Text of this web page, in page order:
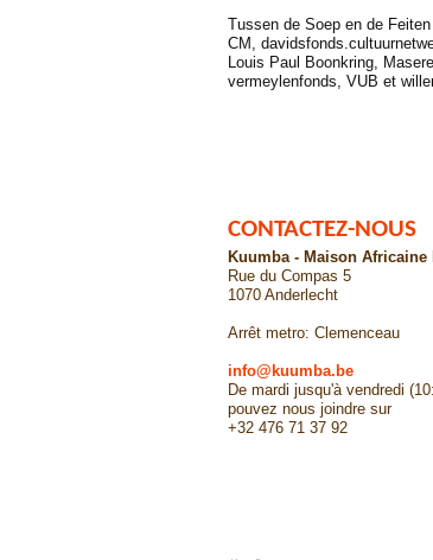
Tussen de Soep en de
CM,
Louis Paul Boonkring,
vermeylenfonds, VUB et
CONTACTEZ-NOUS
Kuumba - Maison Africaine
Rue du Compas 5
1070 Anderlecht
Arrêt metro: Clemenceau
info@kuumba.be
De mardi jusqu'à vendredi
pouvez nous joindre sur
+32 476 71 37 92